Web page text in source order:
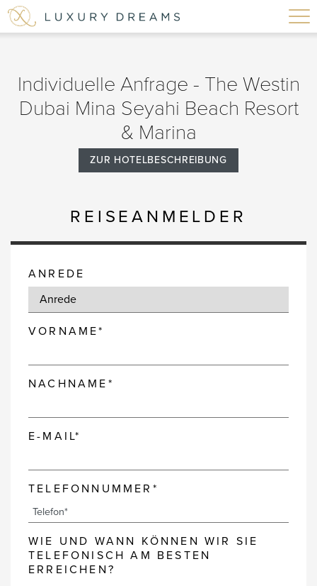
Individuelle Anfrage - The Westin
Dubai Mina Seyahi Beach Resort
& Marina
ZUR HOTELBESCHREIBUNG
REISEANMELDER
ANREDE
VORNAME*
NACHNAME*
E-MAIL*
TELEFONNUMMER*
WIE UND WANN KÖNNEN WIR SIE
TELEFONISCH AM BESTEN
ERREICHEN?